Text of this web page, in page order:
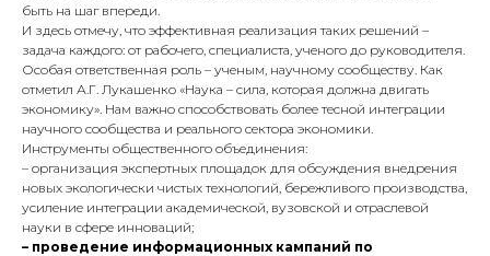
быть на шаг впереди.
И здесь отмечу, что эффективная реализация таких решений –
задача каждого: от рабочего, специалиста, ученого до руководителя.
Особая ответственная роль – ученым, научному сообществу. Как
отметил А.Г. Лукашенко «Наука – сила, которая должна двигать
экономику». Нам важно способствовать более тесной интеграции
научного сообщества и реального сектора экономики.
Инструменты общественного объединения:
– организация экспертных площадок для обсуждения внедрения
новых экологически чистых технологий, бережливого производства,
усиление интеграции академической, вузовской и отраслевой
науки в сфере инноваций;
– проведение информационных кампаний по